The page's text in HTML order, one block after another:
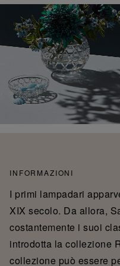
INFORMAZIONI
I primi lampadari
XIX secolo. Da allora,
costantemente i suoi
introdotta la collezione
collezione può essere